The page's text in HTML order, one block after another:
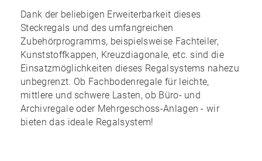
Dank der beliebigen Erweiterbarkeit dieses
Steckregals und des umfangreichen
Zubehörprogramms, beispielsweise Fachteiler,
Kunststoffkappen, Kreuzdiagonale, etc. sind die
Einsatzmöglichkeiten dieses Regalsystems nahezu
unbegrenzt. Ob Fachbodenregale für leichte,
mittlere und schwere Lasten, ob Büro- und
Archivregale oder Mehrgeschoss-Anlagen - wir
bieten das ideale Regalsystem!